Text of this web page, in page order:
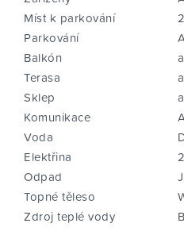
Míst k parkování
2
Parkování
Balkón
Terasa
Sklep
Komunikace
Voda
Elektřina
Odpad
Topné těleso
Zdroj teplé vody